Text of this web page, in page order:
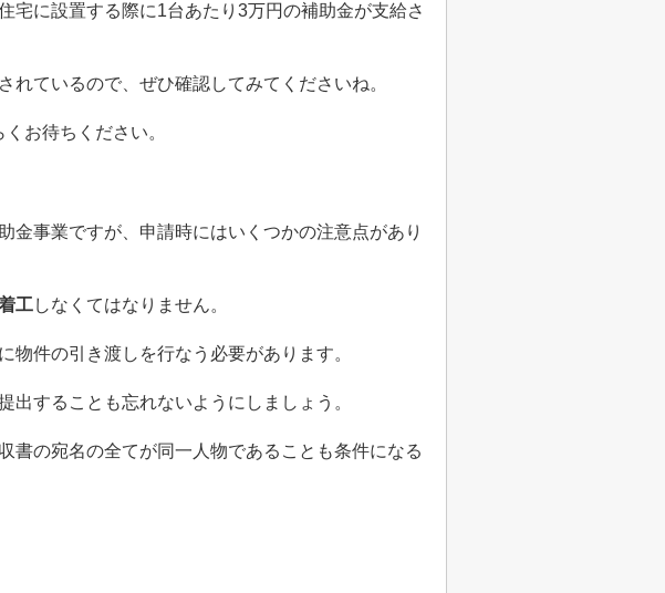
宅に設置する際に1台あたり 3万円の補助金が支給さ
れているので、ぜひ確認してみてくださいね。
お待ちください。
金事業ですが、申請時にはいくつかの注意点があり
工しなくてはなりません。
件の引き渡しを行なう必要があります。
することも忘れないようにしましょう。
書の宛名の全てが同一人物であることも条件になる